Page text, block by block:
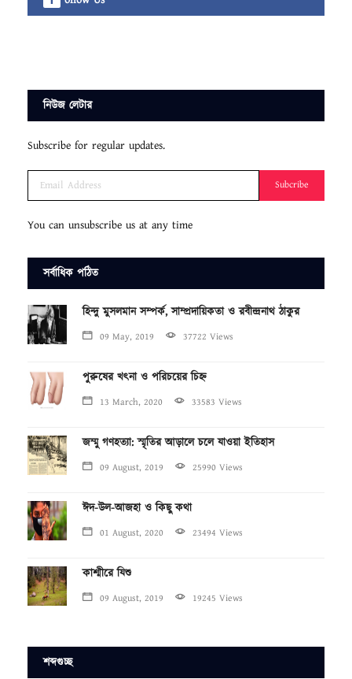
নিউজ লেটার
Subscribe for regular updates.
Subcribe
You can unsubscribe us at any time
সর্বাধিক পঠিত
হিন্দু মুসলমান সম্পর্ক, সাম্প্রদায়িকতা ও রবীন্দ্রনাথ ঠাকুর
09 May, 2019 37722 Views
পুরুষের খৎনা ও পরিচয়ের চিহ্ন
13 March, 2020 33583 Views
জম্মু গণহত্যা: স্মৃতির আড়ালে চলে যাওয়া ইতিহাস
09 August, 2019 25990 Views
ঈদ-উল-আজহা ও কিছু কথা
01 August, 2020 23494 Views
কাশ্মীরে যিশু
09 August, 2019 19245 Views
শব্দগুচ্ছ